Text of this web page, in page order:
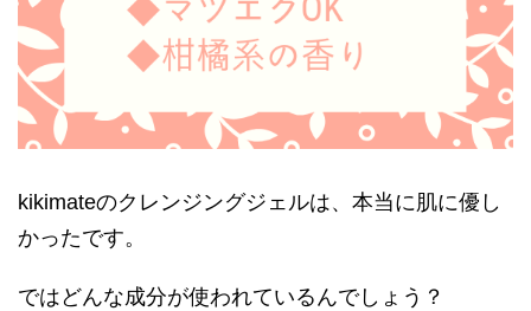
kikimateのクレンジングジェルは、本当に肌に優し
かったです。
ではどんな成分が使われているんでしょう？